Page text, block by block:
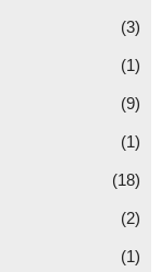
(3)
(1)
(9)
(1)
(18)
(2)
(1)